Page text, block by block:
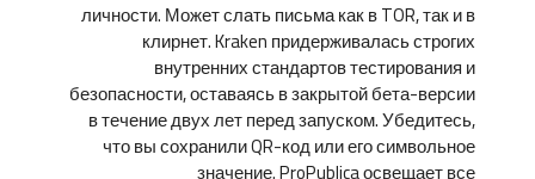
личности. Может слать письма как в TOR, так и в
клирнет. Kraken придерживалась строгих
внутренних стандартов тестирования и
безопасности, оставаясь в закрытой бета-версии
в течение двух лет перед запуском. Убедитесь,
что вы сохранили QR-код или его символьное